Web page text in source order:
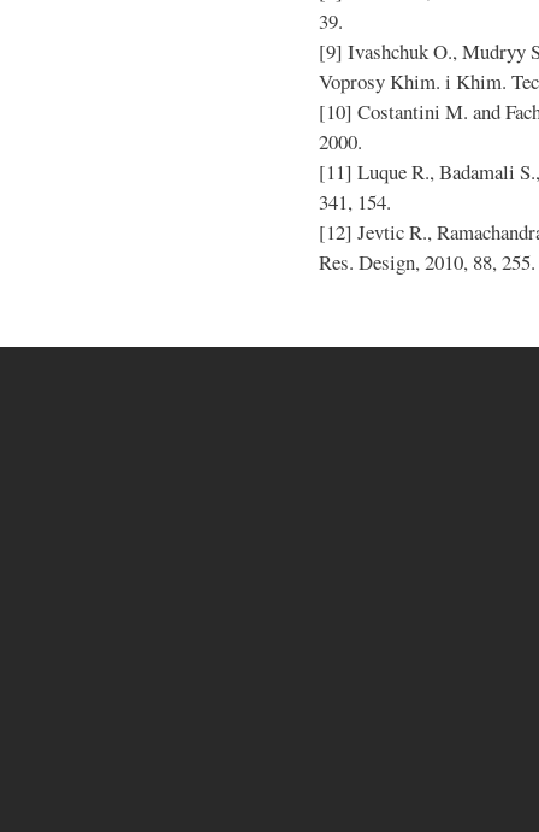
39.
[9] Ivashchuk O., Mudryy
Voprosy Khim. i Khim.
[10] Costantini M. and
2000.
[11] Luque R., Badamali
341, 154.
[12] Jevtic R.,
Res. Design, 2010, 88, 255.